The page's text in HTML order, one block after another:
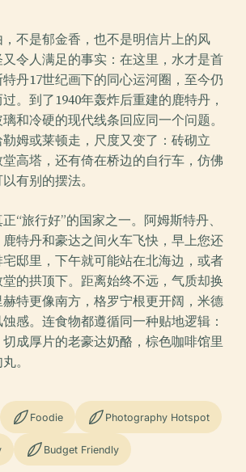
不是郁金香，也不是明信片上的风
令人满足的事实：在这里，水才是首
丹17世纪画下的同心运河圈，至今仍
。到了1940年轰炸后重建的鹿特丹，
和冷硬的现代线条回应同一个问题。
姆或莱顿走，尺度又变了：砖砌立
高塔，还有倚在桥边的自行车，仿佛
有别的摆法。
“旅行好”的国家之一。阿姆斯特丹、
特丹和豪达之间火车飞快，早上您还
邸里，下午就可能站在北海边，或者
的拱顶下。距离始终不远，气质却换
特更像南方，格罗宁根更开阔，米德
感。连食物都遵循同一种贴地逻辑：
成厚片的老豪达奶酪，棕色咖啡馆里
。
Foodie Photography Hotspot
Budget Friendly